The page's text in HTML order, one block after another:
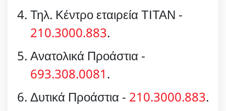
Τηλ. Κέντρο εταιρεία ΤΙΤΑΝ -
210.3000.883.
Ανατολικά Προάστια -
693.308.0081.
Δυτικά Προάστια - 210.3000.883.